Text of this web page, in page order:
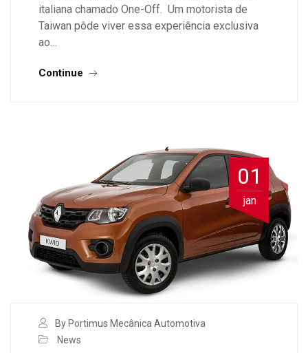
italiana chamado One-Off. Um motorista de
Taiwan pôde viver essa experiência exclusiva
ao…
Continue
01
jan
By Portimus Mecânica Automotiva
News